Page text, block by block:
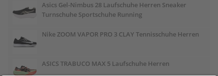
Asics Gel-Nimbus 28 Laufschuhe Herren Sneaker
Turnschuhe Sportschuhe Running
Nike ZOOM VAPOR PRO 3 CLAY Tennisschuhe Herren
ASICS TRABUCO MAX 5 Laufschuhe Herren